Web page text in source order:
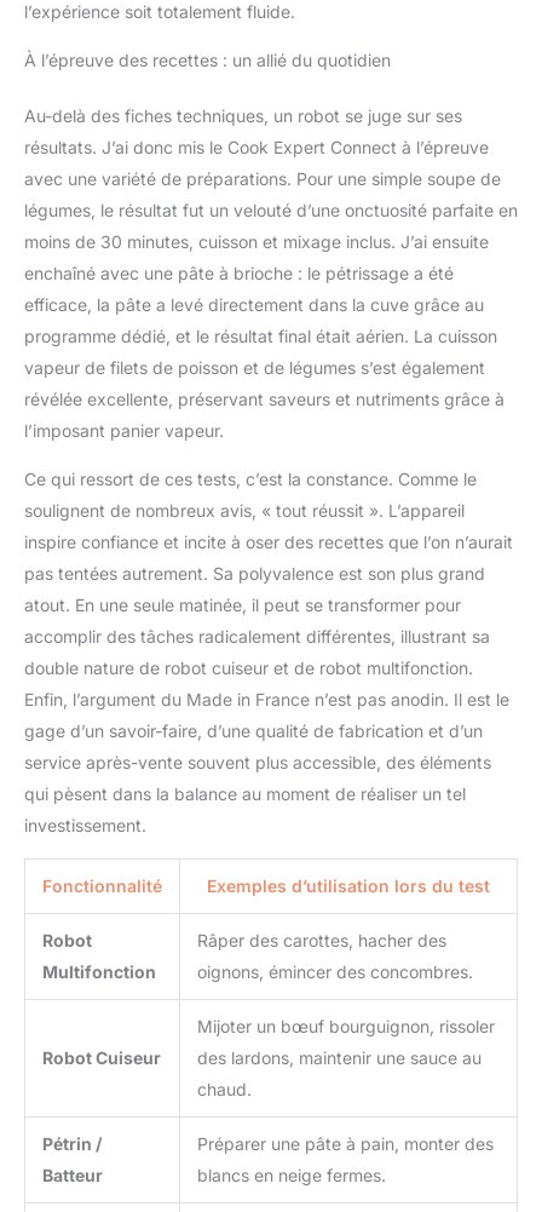
l’expérience soit totalement fluide.
À l’épreuve des recettes : un allié du quotidien
Au-delà des fiches techniques, un robot se juge sur ses
résultats. J’ai donc mis le Cook Expert Connect à l’épreuve
avec une variété de préparations. Pour une simple soupe de
légumes, le résultat fut un velouté d’une onctuosité parfaite en
moins de 30 minutes, cuisson et mixage inclus. J’ai ensuite
enchaîné avec une pâte à brioche : le pétrissage a été
efficace, la pâte a levé directement dans la cuve grâce au
programme dédié, et le résultat final était aérien. La cuisson
vapeur de filets de poisson et de légumes s’est également
révélée excellente, préservant saveurs et nutriments grâce à
l’imposant panier vapeur.
Ce qui ressort de ces tests, c’est la constance. Comme le
soulignent de nombreux avis, « tout réussit ». L’appareil
inspire confiance et incite à oser des recettes que l’on n’aurait
pas tentées autrement. Sa polyvalence est son plus grand
atout. En une seule matinée, il peut se transformer pour
accomplir des tâches radicalement différentes, illustrant sa
double nature de robot cuiseur et de robot multifonction.
Enfin, l’argument du Made in France n’est pas anodin. Il est le
gage d’un savoir-faire, d’une qualité de fabrication et d’un
service après-vente souvent plus accessible, des éléments
qui pèsent dans la balance au moment de réaliser un tel
investissement.
Fonctionnalité Exemples d’utilisation lors du test
Robot
Multifonction
Râper des carottes, hacher des
oignons, émincer des concombres.
Robot Cuiseur
Mijoter un bœuf bourguignon, rissoler
des lardons, maintenir une sauce au
chaud.
Pétrin /
Batteur
Préparer une pâte à pain, monter des
blancs en neige fermes.